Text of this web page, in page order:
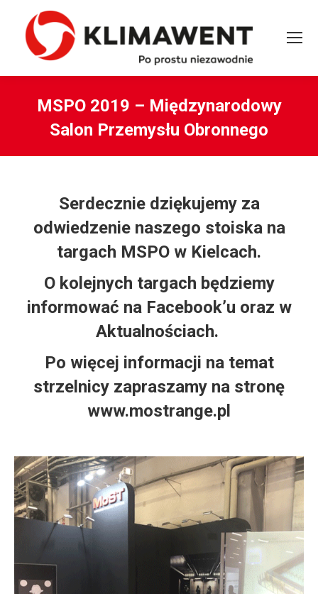
MSPO 2019 – Międzynarodowy
Salon Przemysłu Obronnego
Serdecznie dziękujemy za
odwiedzenie naszego stoiska na
targach MSPO w Kielcach.
O kolejnych targach będziemy
informować na Facebook’u oraz w
Aktualnościach.
Po więcej informacji na temat
strzelnicy zapraszamy na stronę
www.mostrange.pl